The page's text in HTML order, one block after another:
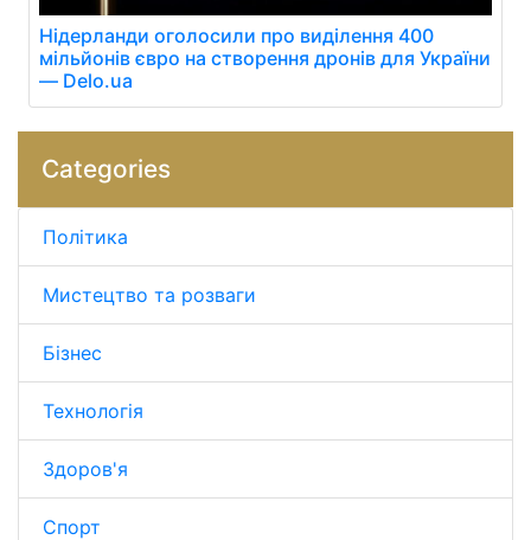
Нідерланди оголосили про виділення 400
мільйонів євро на створення дронів для України
— Delo.ua
Categories
Політика
Мистецтво та розваги
Бізнес
Технологія
Здоров'я
Спорт